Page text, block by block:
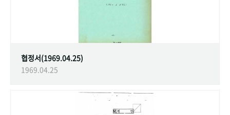
협정서(1969.04.25)
1969.04.25